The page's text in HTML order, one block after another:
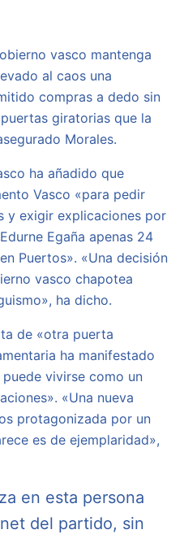
vasco mantenga
al caos una
compras a dedo sin
giratorias que la
Morales.
ha añadido que
Vasco «para pedir
y exigir explicaciones por
Egaña apenas 24
Puertos». «Una decisión
vasco chapotea
ha dicho.
de «otra puerta
ha manifestado
vivirse como un
«Una nueva
protagonizada por un
es de ejemplaridad»,
en esta persona
del partido, sin